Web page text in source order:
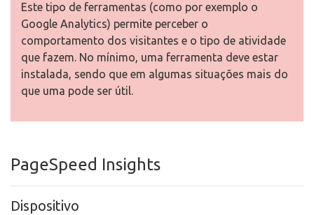
Este tipo de ferramentas (como por exemplo o
Google Analytics) permite perceber o
comportamento dos visitantes e o tipo de atividade
que fazem. No mínimo, uma ferramenta deve estar
instalada, sendo que em algumas situações mais do
que uma pode ser útil.
PageSpeed Insights
Dispositivo